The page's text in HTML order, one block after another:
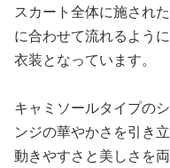
スカート全体に施され
に合わせて流れるよう
衣装となっています。
キャミソールタイプの
ンジの華やかさを引き立
動きやすさと美しさを